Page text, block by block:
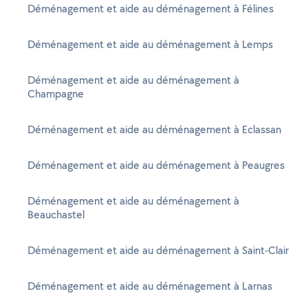
Déménagement et aide au déménagement à Félines
Déménagement et aide au déménagement à Lemps
Déménagement et aide au déménagement à
Champagne
Déménagement et aide au déménagement à Eclassan
Déménagement et aide au déménagement à Peaugres
Déménagement et aide au déménagement à
Beauchastel
Déménagement et aide au déménagement à Saint-Clair
Déménagement et aide au déménagement à Larnas